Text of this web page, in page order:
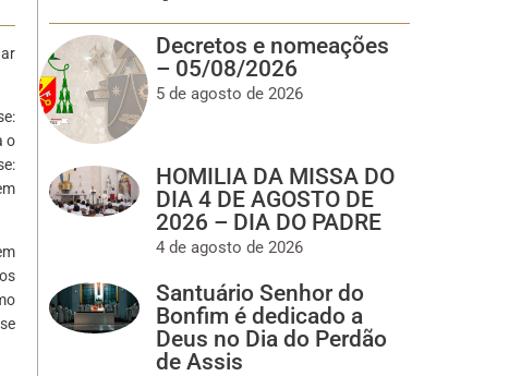
o
Decretos e nomeações
– 05/08/2026
5 de agosto de 2026
HOMILIA DA MISSA DO
DIA 4 DE AGOSTO DE
2026 – DIA DO PADRE
4 de agosto de 2026
Santuário Senhor do
Bonfim é dedicado a
Deus no Dia do Perdão
de Assis